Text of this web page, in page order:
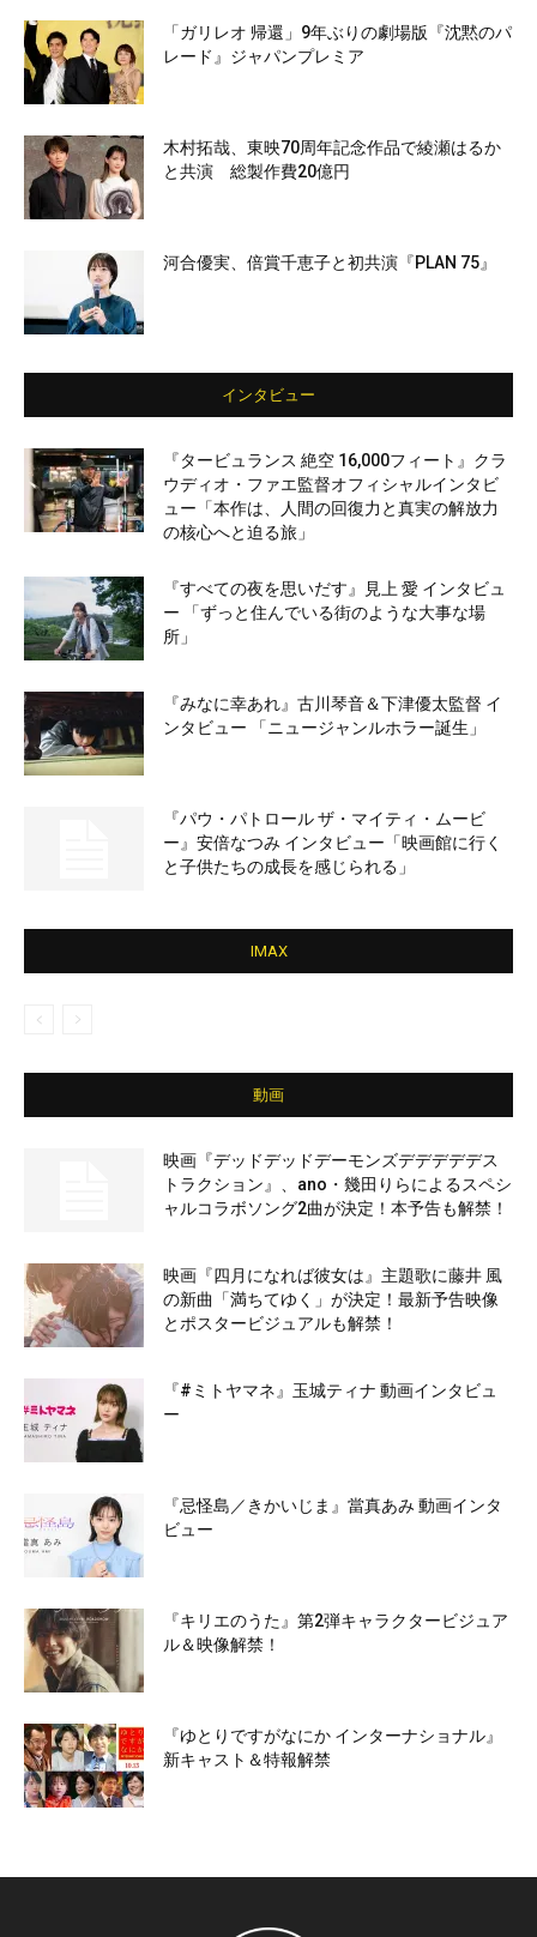
「ガリレオ 帰還」9年ぶりの劇場版『沈黙のパ
レード』ジャパンプレミア
木村拓哉、東映70周年記念作品で綾瀬はるか
と共演 総製作費20億円
河合優実、倍賞千恵子と初共演『PLAN 75』
インタビュー
『タービュランス 絶空 16,000フィート』クラ
ウディオ・ファエ監督オフィシャルインタビ
ュー「本作は、人間の回復力と真実の解放力
の核心へと迫る旅」
『すべての夜を思いだす』見上 愛 インタビュ
ー 「ずっと住んでいる街のような大事な場
所」
『みなに幸あれ』古川琴音＆下津優太監督 イ
ンタビュー 「ニュージャンルホラー誕生」
『パウ・パトロール ザ・マイティ・ムービ
ー』安倍なつみ インタビュー「映画館に行く
と子供たちの成長を感じられる」
IMAX
動画
映画『デッドデッドデーモンズデデデデデス
トラクション』、ano・幾田りらによるスペシ
ャルコラボソング2曲が決定！本予告も解禁！
映画『四月になれば彼女は』主題歌に藤井 風
の新曲「満ちてゆく」が決定！最新予告映像
とポスタービジュアルも解禁！
『#ミトヤマネ』玉城ティナ 動画インタビュ
ー
『忌怪島／きかいじま』當真あみ 動画インタ
ビュー
『キリエのうた』第2弾キャラクタービジュア
ル＆映像解禁！
『ゆとりですがなにか インターナショナル』
新キャスト＆特報解禁